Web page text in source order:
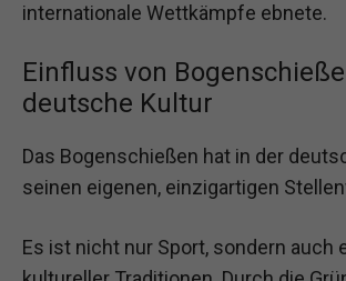
internationale Wettkämpfe ebnete.
Einfluss von
deutsche Kultur
Das Bogenschießen hat in der
seinen eigenen, einzigartigen
Es ist nicht nur Sport, sondern auch